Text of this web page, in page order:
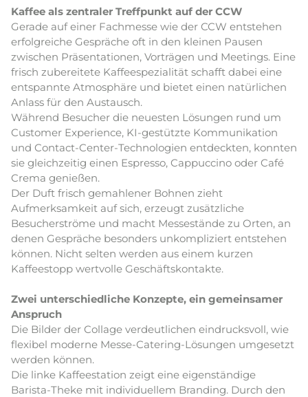
Kaffee als zentraler Treffpunkt auf der CCW
Gerade auf einer Fachmesse wie der CCW entstehen
erfolgreiche Gespräche oft in den kleinen Pausen
zwischen Präsentationen, Vorträgen und Meetings. Eine
frisch zubereitete Kaffeespezialität schafft dabei eine
entspannte Atmosphäre und bietet einen natürlichen
Anlass für den Austausch.
Während Besucher die neuesten Lösungen rund um
Customer Experience, KI-gestützte Kommunikation
und Contact-Center-Technologien entdeckten, konnten
sie gleichzeitig einen Espresso, Cappuccino oder Café
Crema genießen.
Der Duft frisch gemahlener Bohnen zieht
Aufmerksamkeit auf sich, erzeugt zusätzliche
Besucherströme und macht Messestände zu Orten, an
denen Gespräche besonders unkompliziert entstehen
können. Nicht selten werden aus einem kurzen
Kaffeestopp wertvolle Geschäftskontakte.
Zwei unterschiedliche Konzepte, ein gemeinsamer
Anspruch
Die Bilder der Collage verdeutlichen eindrucksvoll, wie
flexibel moderne Messe-Catering-Lösungen umgesetzt
werden können.
Die linke Kaffeestation zeigt eine eigenständige
Barista-Theke mit individuellem Branding. Durch den